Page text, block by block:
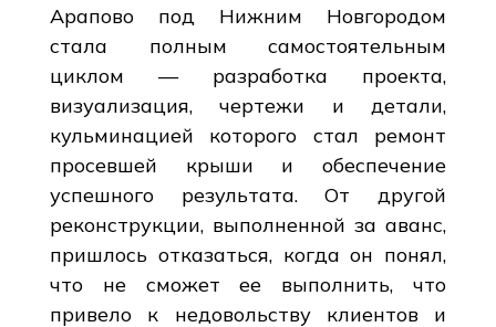
Арапово под Нижним Новгородом
стала полным самостоятельным
циклом — разработка проекта,
визуализация, чертежи и детали,
кульминацией которого стал ремонт
просевшей крыши и обеспечение
успешного результата. От другой
реконструкции, выполненной за аванс,
пришлось отказаться, когда он понял,
что не сможет ее выполнить, что
привело к недовольству клиентов и